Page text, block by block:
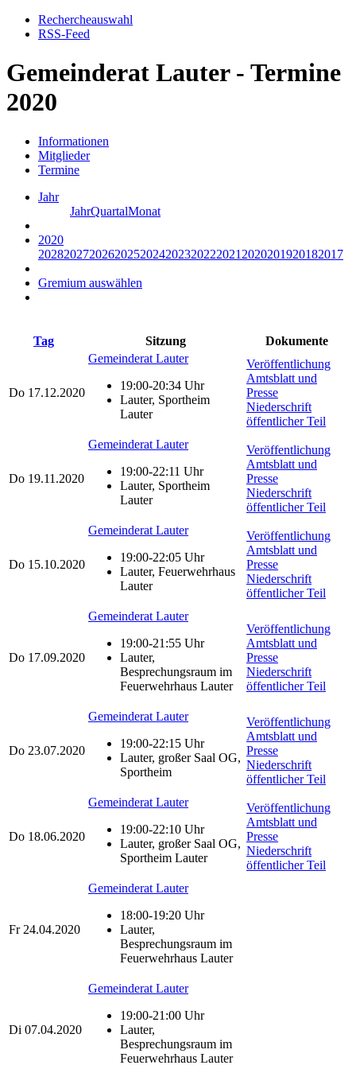
Rechercheauswahl
RSS-Feed
Gemeinderat Lauter - Termine
2020
Informationen
Mitglieder
Termine
Jahr
JahrQuartalMonat
2020
20282027202620252024202320222021 2020201920182017
Gremium auswählen
Tag Sitzung Dokumente
Do 17.12.2020
Gemeinderat Lauter
19:00-20:34 Uhr
Lauter, Sportheim
Lauter
Veröffentlichung
Amtsblatt und
Presse
Niederschrift
öffentlicher Teil
Do 19.11.2020
Gemeinderat Lauter
19:00-22:11 Uhr
Lauter, Sportheim
Lauter
Veröffentlichung
Amtsblatt und
Presse
Niederschrift
öffentlicher Teil
Do 15.10.2020
Gemeinderat Lauter
19:00-22:05 Uhr
Lauter, Feuerwehrhaus
Lauter
Veröffentlichung
Amtsblatt und
Presse
Niederschrift
öffentlicher Teil
Do 17.09.2020
Gemeinderat Lauter
19:00-21:55 Uhr
Lauter,
Besprechungsraum im
Feuerwehrhaus Lauter
Veröffentlichung
Amtsblatt und
Presse
Niederschrift
öffentlicher Teil
Do 23.07.2020
Gemeinderat Lauter
19:00-22:15 Uhr
Lauter, großer Saal OG,
Sportheim
Veröffentlichung
Amtsblatt und
Presse
Niederschrift
öffentlicher Teil
Do 18.06.2020
Gemeinderat Lauter
19:00-22:10 Uhr
Lauter, großer Saal OG,
Sportheim Lauter
Veröffentlichung
Amtsblatt und
Presse
Niederschrift
öffentlicher Teil
Fr 24.04.2020
Gemeinderat Lauter
18:00-19:20 Uhr
Lauter,
Besprechungsraum im
Feuerwehrhaus Lauter
Di 07.04.2020
Gemeinderat Lauter
19:00-21:00 Uhr
Lauter,
Besprechungsraum im
Feuerwehrhaus Lauter